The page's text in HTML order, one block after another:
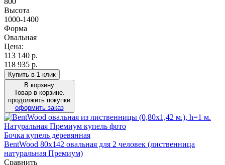
Высота
1000-1400
Форма
Овальная
Цена:
113 140 р.
118 935 р.
Купить в 1 клик
В корзину
Товар в корзине.
продолжить покупки
оформить заказ
Бочка купель деревянная
BentWood 80х142 овальная для 2 человек (лиственница
натуральная Премиум)
Сравнить